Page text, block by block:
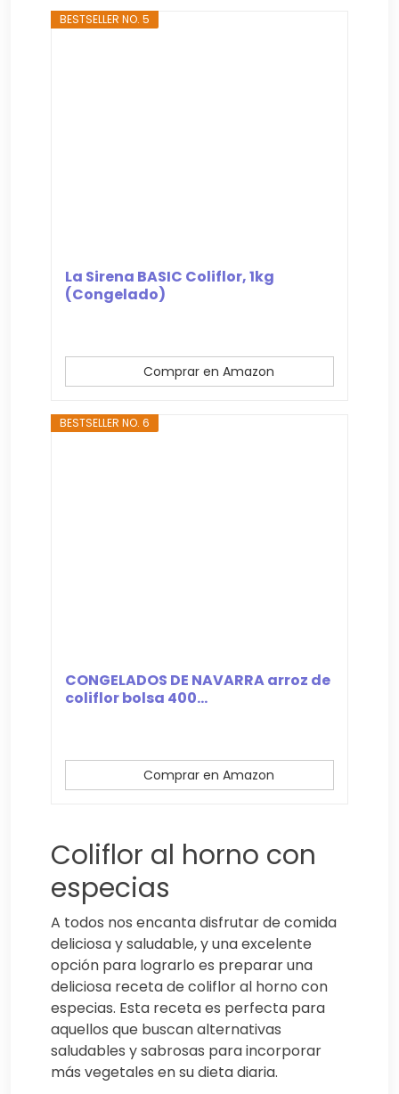
BESTSELLER NO. 5
La Sirena BASIC Coliflor, 1kg
(Congelado)
Comprar en Amazon
BESTSELLER NO. 6
CONGELADOS DE NAVARRA arroz de
coliflor bolsa 400...
Comprar en Amazon
Coliflor al horno con
especias
A todos nos encanta disfrutar de comida
deliciosa y saludable, y una excelente
opción para lograrlo es preparar una
deliciosa receta de coliflor al horno con
especias. Esta receta es perfecta para
aquellos que buscan alternativas
saludables y sabrosas para incorporar
más vegetales en su dieta diaria.